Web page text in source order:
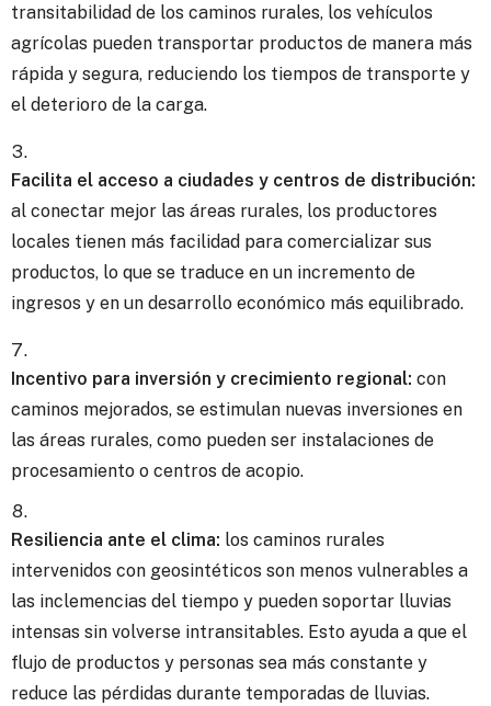
transitabilidad de los caminos rurales, los vehículos
agrícolas pueden transportar productos de manera más
rápida y segura, reduciendo los tiempos de transporte y
el deterioro de la carga.
Facilita el acceso a ciudades y centros de distribución:
al conectar mejor las áreas rurales, los productores
locales tienen más facilidad para comercializar sus
productos, lo que se traduce en un incremento de
ingresos y en un desarrollo económico más equilibrado.
Incentivo para inversión y crecimiento regional: con
caminos mejorados, se estimulan nuevas inversiones en
las áreas rurales, como pueden ser instalaciones de
procesamiento o centros de acopio.
Resiliencia ante el clima: los caminos rurales
intervenidos con geosintéticos son menos vulnerables a
las inclemencias del tiempo y pueden soportar lluvias
intensas sin volverse intransitables. Esto ayuda a que el
flujo de productos y personas sea más constante y
reduce las pérdidas durante temporadas de lluvias.